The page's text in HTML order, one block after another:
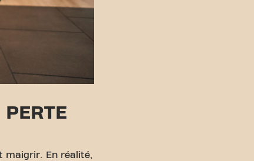
maigrir. En réalité,